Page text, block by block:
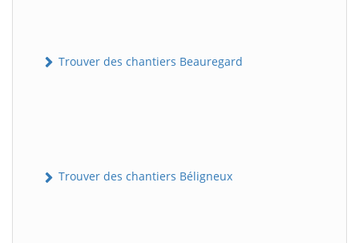
Trouver des chantiers Beauregard
Trouver des chantiers Béligneux